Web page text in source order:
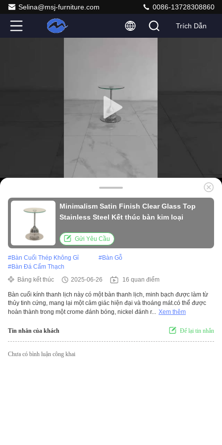
Selina@msj-furniture.com 0086-13728308860
Trích Dẫn
Minimalism Satin Finish Clear Glass Top
Stainless Steel Kết thúc bàn kim loại
Gửi Yêu Cầu
#Bàn Cuối Thép Không Gỉ #Bàn Gỗ
#Bàn Đá Cẩm Thạch
Bảng kết thúc
2025-06-26 16 quan điểm
Bàn cuối kính thanh lịch này có một bàn thanh lịch, minh bạch được làm từ
thủy tinh cứng, mang lại một cảm giác hiện đại và thoáng mát.có thể được
hoàn thành trong một crome đánh bóng, nickel đánh r... Xem thêm
Tin nhắn của khách Để lại tin nhắn
Chưa có bình luận công khai